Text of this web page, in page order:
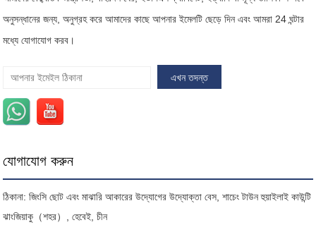
অনুসন্ধানের জন্য, অনুগ্রহ করে আমাদের কাছে আপনার ইমেলটি ছেড়ে দিন এবং আমরা 24 ঘন্টার
মধ্যে যোগাযোগ করব।
যোগাযোগ করুন
ঠিকানা: জিংসি ছোট এবং মাঝারি আকারের উদ্যোগের উদ্যোক্তা বেস, শাচেং টাউন হুয়াইলাই কাউন্টি
ঝাংজিয়াকু（শহর）, হেবেই, চীন